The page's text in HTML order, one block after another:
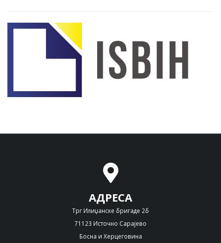
АДРЕСА
Трг Илиџанске бригаде 2б
71123 Источно Сарајево
Босна и Херцеговина